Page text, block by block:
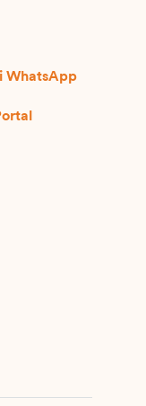
WhatsApp